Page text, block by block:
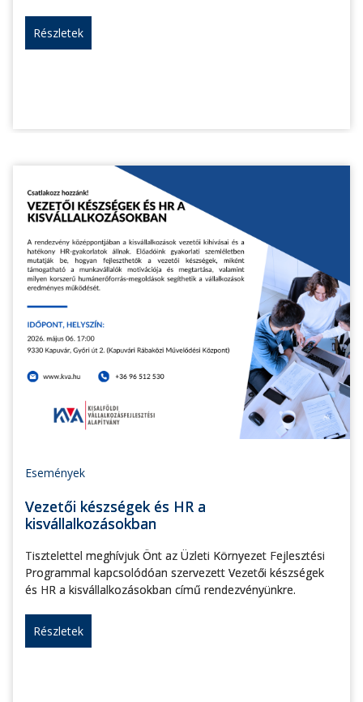
Részletek
Események
Vezetői készségek és HR a
kisvállalkozásokban
Tisztelettel meghívjuk Önt az Üzleti Környezet Fejlesztési
Programmal kapcsolódóan szervezett Vezetői készségek
és HR a kisvállalkozásokban című rendezvényünkre.
Részletek